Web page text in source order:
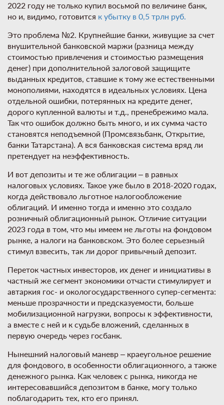
2022 году не только купил восьмой по величине банк,
но и, видимо, готовится к убытку в 0,5 трлн руб.
Это проблема №2. Крупнейшие банки, живущие за счет
внушительной банковской маржи (разница между
стоимостью привлечения и стоимостью размещения
денег) при дополнительной залоговой защищите
выданных кредитов, ставшие к тому же естественными
монополиями, находятся в идеальных условиях. Цена
отдельной ошибки, потерянных на кредите денег,
дорого купленной валюты и т.д., пренебрежимо мала.
Так что ошибок должно быть много, и их сумма часто
становятся неподъемной (Промсвязьбанк, Открытие,
банки Татарстана). А вся банковская система вряд ли
претендует на неэффективность.
И вот депозиты и те же облигации – в равных
налоговых условиях. Такое уже было в 2018-2020 годах,
когда действовало льготное налогообложение
облигаций. И именно тогда и именно это создало
розничный облигационный рынок. Отличие ситуации
2023 года в том, что мы имеем не льготы на фондовом
рынке, а налоги на банковском. Это более серьезный
стимул взвесить, так ли дорог привычный депозит.
Переток частных инвесторов, их денег и инициативы в
частный же сегмент экономики отчасти стимулирует и
автаркия гос- и окологосударственного супер-сегмента:
меньше прозрачности и предсказуемости, больше
мобилизационной нагрузки, вопросы к эффективности,
а вместе с ней и к судьбе вложений, сделанных в
первую очередь через госбанк.
Нынешний налоговый маневр – краеугольное решение
для фондового, в особенности облигационного, а также
денежного рынка. Как человек с рынка, никогда не
интересовавшийся депозитом в банке, могу только
поблагодарить тех, кто его принял.